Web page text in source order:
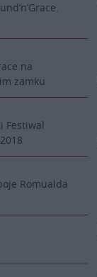
na
zamku
Festiwal
Romualda